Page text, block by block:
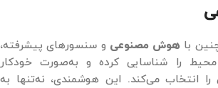
با هوش مصنوعی و سنسورهای پیشرفته،
را شناسایی کرده و به‌صورت خودکار
انتخاب می‌کند. این هوشمندی، نه‌تنها به